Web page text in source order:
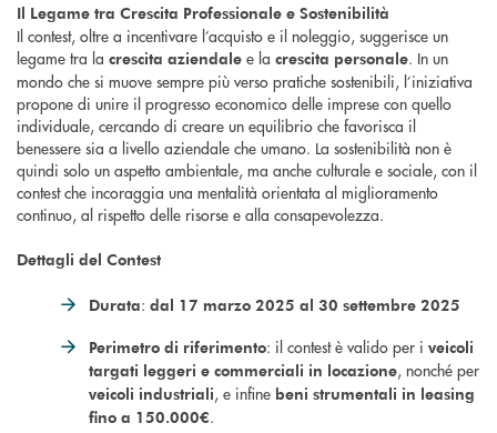
Il Legame tra Crescita Professionale e Sostenibilità
Il contest, oltre a incentivare l’acquisto e il noleggio, suggerisce un
legame tra la crescita aziendale e la crescita personale. In un
mondo che si muove sempre più verso pratiche sostenibili, l’iniziativa
propone di unire il progresso economico delle imprese con quello
individuale, cercando di creare un equilibrio che favorisca il
benessere sia a livello aziendale che umano. La sostenibilità non è
quindi solo un aspetto ambientale, ma anche culturale e sociale, con il
contest che incoraggia una mentalità orientata al miglioramento
continuo, al rispetto delle risorse e alla consapevolezza.
Dettagli del Contest
Durata: dal 17 marzo 2025 al 30 settembre 2025
Perimetro di riferimento: il contest è valido per i veicoli
targati leggeri e commerciali in locazione, nonché per
veicoli industriali, e infine beni strumentali in leasing
fino a 150.000€.